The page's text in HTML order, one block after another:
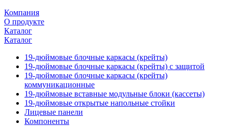
Компания
О продукте
Каталог
Каталог
19-дюймовые блочные каркасы (крейты)
19-дюймовые блочные каркасы (крейты) с защитой
19-дюймовые блочные каркасы (крейты)
коммуникационные
19-дюймовые вставные модульные блоки (кассеты)
19-дюймовые открытые напольные стойки
Лицевые панели
Компоненты